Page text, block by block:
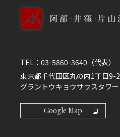
TEL： 03-5860-3640 （代表）
東京都千代田区丸の内1丁目9-2
グラントウキョウサウスタワー
Google Map